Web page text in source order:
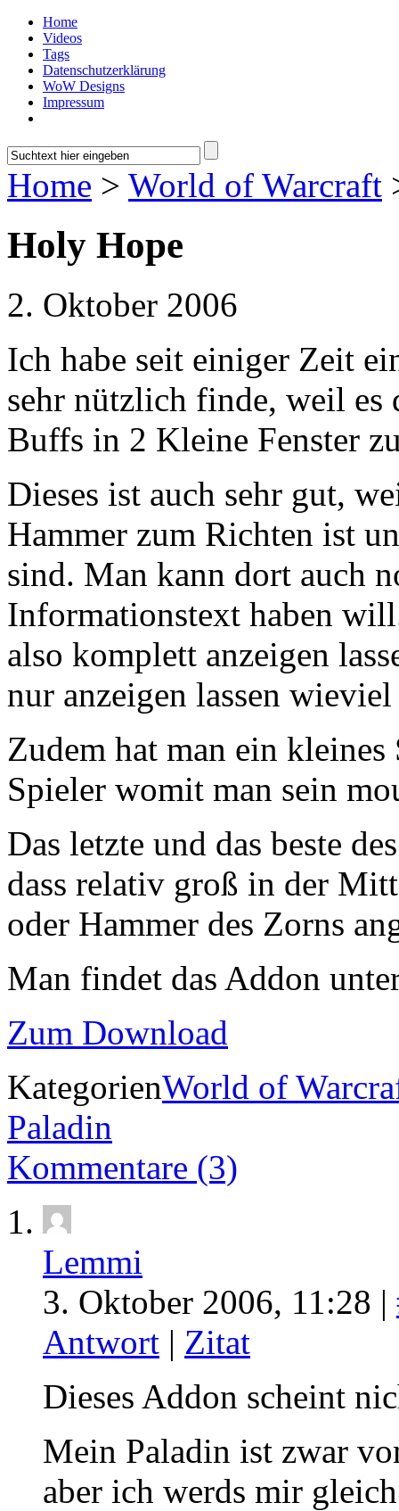
Home
Videos
Tags
Datenschutzerklärung
WoW Designs
Impressum
Home > World of Warcraft
Holy Hope
2. Oktober 2006
Ich habe seit einiger Zeit
sehr nützlich finde, weil
Buffs in 2 Kleine Fenster
Dieses ist auch sehr gut,
Hammer zum Richten ist
sind. Man kann dort auch
Informationstext haben
also komplett anzeigen
nur anzeigen lassen
Zudem hat man ein
Spieler womit man sein
Das letzte und das beste
dass relativ groß in der
oder Hammer des Zorns
Man findet das Addon
Zum Download
KategorienWorld of
Paladin
Kommentare (3)
Lemmi
3. Oktober 2006, 11:28 |
Antwort | Zitat
Dieses Addon scheint
Mein Paladin ist zwar
aber ich werds mir